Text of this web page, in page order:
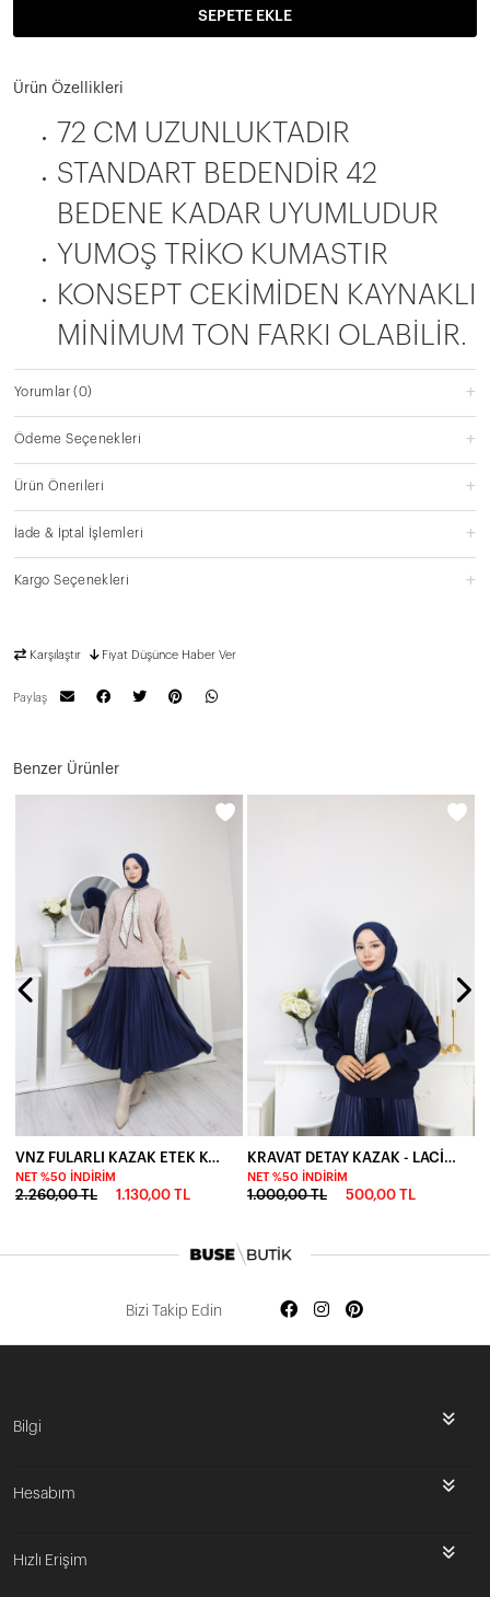
SEPETE EKLE
Ürün Özellikleri
72 CM UZUNLUKTADIR
STANDART BEDENDİR 42
BEDENE KADAR UYUMLUDUR
YUMOŞ TRİKO KUMASTIR
KONSEPT CEKİMİDEN KAYNAKLI
MİNİMUM TON FARKI OLABİLİR.
Yorumlar(0)
Ödeme Seçenekleri
Ürün Önerileri
İade & İptal İşlemleri
Kargo Seçenekleri
Karşılaştır Fiyat Düşünce Haber Ver
Paylaş
Benzer Ürünler
NET %50 İNDIRIM
2.260,00 TL 1.130,00 TL
NET %50 İNDIRIM
1.000,00 TL 500,00 TL
Bizi Takip Edin
Bilgi
Hesabım
Hızlı Erişim